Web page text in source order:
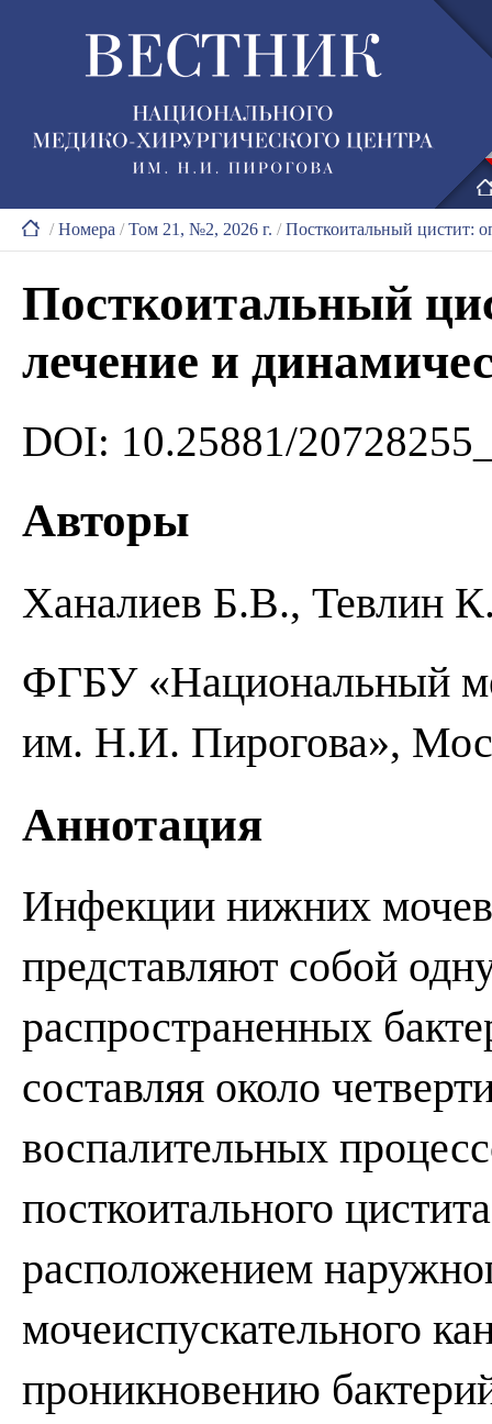
/Номера /Том 21, №2, 2026 г. /Посткоитальный цистит:
Посткоитальный
лечение и
DOI: 10.25881/
Авторы
Ханалиев Б.В., Тевлин
ФГБУ «Национальный
им. Н.И. Пирогова»,
Аннотация
Инфекции нижних
представляют собой
распространенных
составляя около
воспалительных
посткоитального
расположением
мочеиспускательного
проникновению